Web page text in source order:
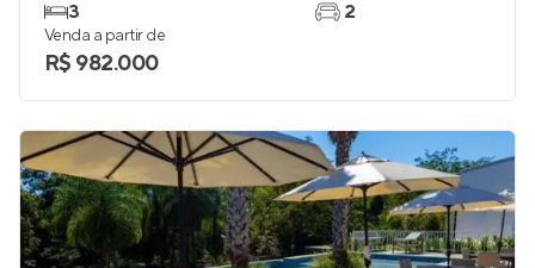
3 2
Venda a partir de
R$ 982.000